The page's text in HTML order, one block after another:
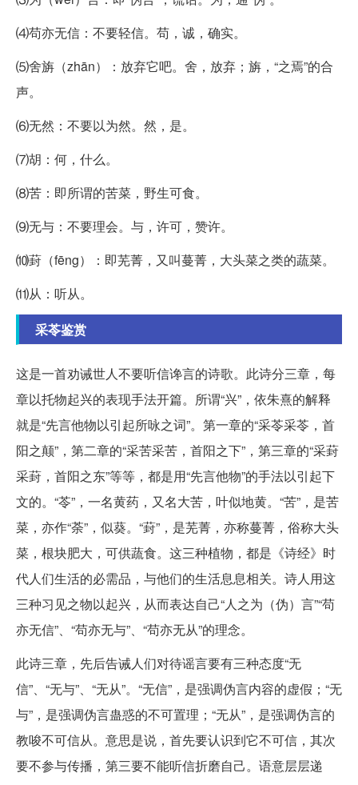
⑷苟亦无信：不要轻信。苟，诚，确实。
⑸舍旃（zhān）：放弃它吧。舍，放弃；旃，“之焉”的合
声。
⑹无然：不要以为然。然，是。
⑺胡：何，什么。
⑻苦：即所谓的苦菜，野生可食。
⑼无与：不要理会。与，许可，赞许。
⑽葑（fēng）：即芜菁，又叫蔓菁，大头菜之类的蔬菜。
⑾从：听从。
采苓鉴赏
这是一首劝诫世人不要听信谗言的诗歌。此诗分三章，每
章以托物起兴的表现手法开篇。所谓“兴”，依朱熹的解释
就是“先言他物以引起所咏之词”。第一章的“采苓采苓，首
阳之颠”，第二章的“采苦采苦，首阳之下”，第三章的“采葑
采葑，首阳之东”等等，都是用“先言他物”的手法以引起下
文的。“苓”，一名黄药，又名大苦，叶似地黄。“苦”，是苦
菜，亦作“荼”，似葵。“葑”，是芜菁，亦称蔓菁，俗称大头
菜，根块肥大，可供蔬食。这三种植物，都是《诗经》时
代人们生活的必需品，与他们的生活息息相关。诗人用这
三种习见之物以起兴，从而表达自己“人之为（伪）言”“苟
亦无信”、“苟亦无与”、“苟亦无从”的理念。
此诗三章，先后告诫人们对待谣言要有三种态度“无
信”、“无与”、“无从”。“无信”，是强调伪言内容的虚假；“无
与”，是强调伪言蛊惑的不可置理；“无从”，是强调伪言的
教唆不可信从。意思是说，首先要认识到它不可信，其次
要不参与传播，第三要不能听信折磨自己。语意层层递